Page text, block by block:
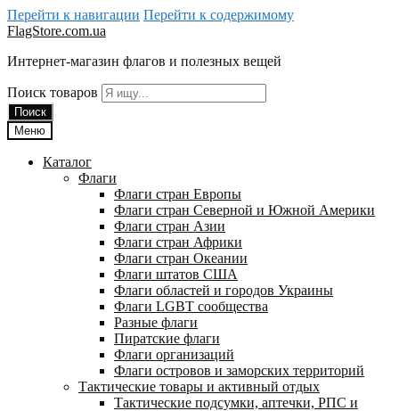
Перейти к навигации Перейти к содержимому
FlagStore.com.ua
Интернет-магазин флагов и полезных вещей
Поиск товаров
Поиск
Меню
Каталог
Флаги
Флаги стран Европы
Флаги стран Северной и Южной Америки
Флаги стран Азии
Флаги стран Африки
Флаги стран Океании
Флаги штатов США
Флаги областей и городов Украины
Флаги LGBT сообщества
Разные флаги
Пиратские флаги
Флаги организаций
Флаги островов и заморских территорий
Тактические товары и активный отдых
Тактические подсумки, аптечки, РПС и